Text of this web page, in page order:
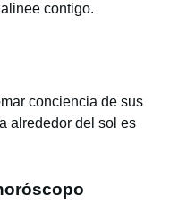
contigo.
conciencia de sus
alrededor del sol es